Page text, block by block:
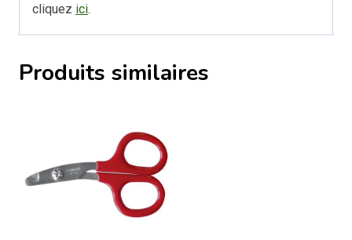
cliquez ici.
Produits similaires